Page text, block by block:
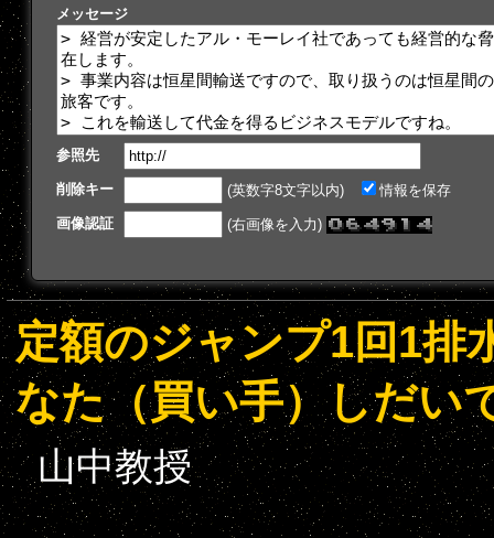
メッセージ
参照先
削除キー (英数字8文字以内)
情報を保存
画像認証
(右画像を入力)
定額のジャンプ1回1排
なた（買い手）しだい
山中教授